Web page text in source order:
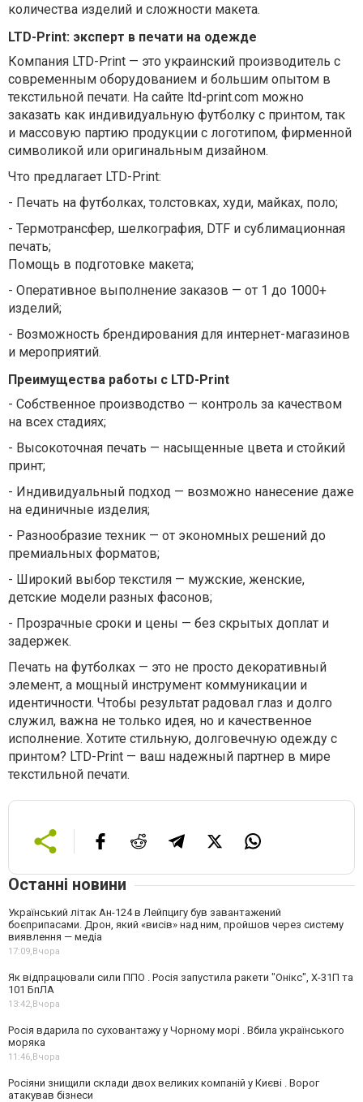
количества изделий и сложности макета.
LTD-Print: эксперт в печати на одежде
Компания LTD-Print — это украинский производитель с
современным оборудованием и большим опытом в
текстильной печати. На сайте ltd-print.com можно
заказать как индивидуальную футболку с принтом, так
и массовую партию продукции с логотипом, фирменной
символикой или оригинальным дизайном.
Что предлагает LTD-Print:
- Печать на футболках, толстовках, худи, майках, поло;
- Термотрансфер, шелкография, DTF и сублимационная
печать;
Помощь в подготовке макета;
- Оперативное выполнение заказов — от 1 до 1000+
изделий;
- Возможность брендирования для интернет-магазинов
и мероприятий.
Преимущества работы с LTD-Print
- Собственное производство — контроль за качеством
на всех стадиях;
- Высокоточная печать — насыщенные цвета и стойкий
принт;
- Индивидуальный подход — возможно нанесение даже
на единичные изделия;
- Разнообразие техник — от экономных решений до
премиальных форматов;
- Широкий выбор текстиля — мужские, женские,
детские модели разных фасонов;
- Прозрачные сроки и цены — без скрытых доплат и
задержек.
Печать на футболках — это не просто декоративный
элемент, а мощный инструмент коммуникации и
идентичности. Чтобы результат радовал глаз и долго
служил, важна не только идея, но и качественное
исполнение. Хотите стильную, долговечную одежду с
принтом? LTD-Print — ваш надежный партнер в мире
текстильной печати.
Останні новини
Український літак Ан-124 в Лейпцигу був завантажений
боєприпасами. Дрон, який «висів» над ним, пройшов через систему
виявлення — медіа
17:09, Вчора
Як відпрацювали сили ППО . Росія запустила ракети "Онікс", Х-31П та
101 БпЛА
13:42, Вчора
Росія вдарила по суховантажу у Чорному морі . Вбила українського
моряка
11:46, Вчора
Росіяни знищили склади двох великих компаній у Києві . Ворог
атакував бізнеси